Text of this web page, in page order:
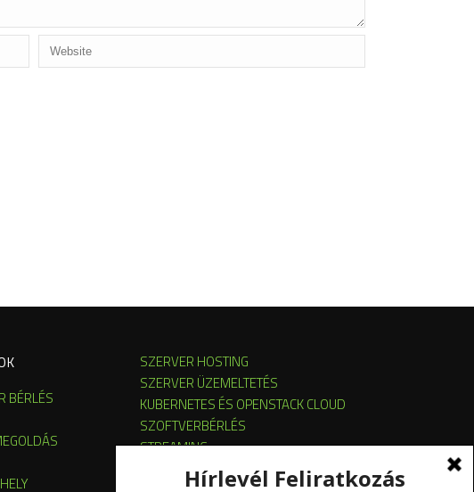
BÉRLÉS
SZERVER HOSTING
SZERVER ÜZEMELTETÉS
KUBERNETES ÉS OPENSTACK CLOUD
SZOFTVERBÉRLÉS
STREAMING